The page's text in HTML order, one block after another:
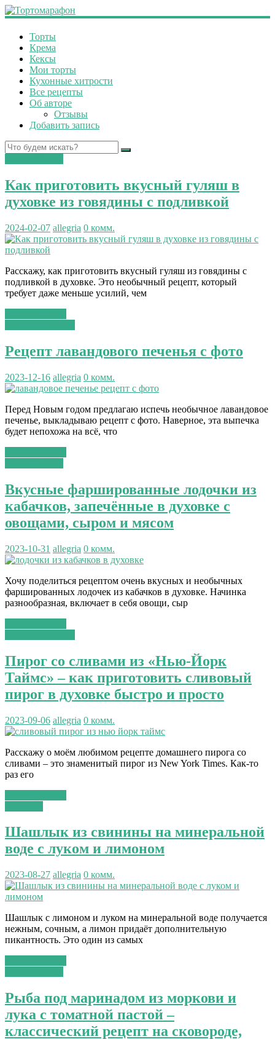
Торты
Крема
Кексы
Мои торты
Кухонные хитрости
Все рецепты
Об авторе
Отзывы
Добавить запись
Как приготовить вкусный гуляш в
духовке из говядины с подливкой
2024-02-07 allegria 0 комм.
Расскажу, как приготовить вкусный гуляш из говядины с
подливкой в духовке. Это необычный рецепт, который
требует даже меньше усилий, чем
Рецепт лавандового печенья с фото
2023-12-16 allegria 0 комм.
Перед Новым годом предлагаю испечь необычное лавандовое
печенье, выкладываю рецепт с фото. Наверное, эта выпечка
будет непохожа на всё, что
Вкусные фаршированные лодочки из
кабачков, запечённые в духовке с
овощами, сыром и мясом
2023-10-31 allegria 0 комм.
Хочу поделиться рецептом очень вкусных и необычных
фаршированных лодочек из кабачков в духовке. Начинка
разнообразная, включает в себя овощи, сыр
Пирог со сливами из «Нью-Йорк
Таймс» – как приготовить сливовый
пирог в духовке быстро и просто
2023-09-06 allegria 0 комм.
Расскажу о моём любимом рецепте домашнего пирога со
сливами – это знаменитый пирог из New York Times. Как-то
раз его
Шашлык из свинины на минеральной
воде с луком и лимоном
2023-08-27 allegria 0 комм.
Шашлык с лимоном и луком на минеральной воде получается
нежным, сочным, а лимон придаёт дополнительную
пикантность. Это один из самых
Рыба под маринадом из моркови и
лука с томатной пастой –
классический рецепт на сковороде,